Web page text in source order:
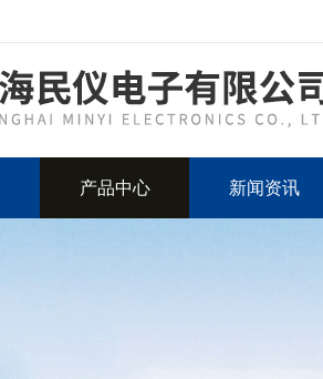
产品中心 新闻资讯